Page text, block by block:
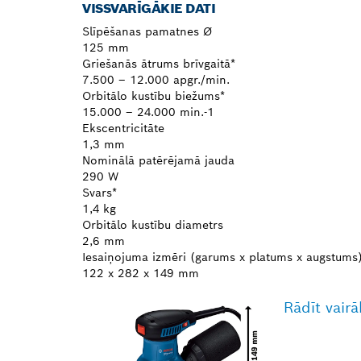
VISSVARĪGĀKIE DATI
Slīpēšanas pamatnes Ø
125 mm
Griešanās ātrums brīvgaitā*
7.500 – 12.000 apgr./min.
Orbitālo kustību biežums*
15.000 – 24.000 min.-1
Ekscentricitāte
1,3 mm
Nominālā patērējamā jauda
290 W
Svars*
1,4 kg
Orbitālo kustību diametrs
2,6 mm
Iesaiņojuma izmēri (garums x platums x
122 x 282 x 149 mm
Rādīt